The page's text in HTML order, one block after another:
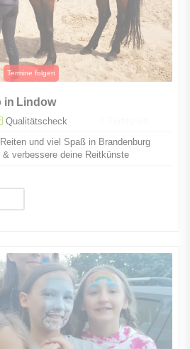
in Lindow
Qualitätscheck
und viel Spaß in Brandenburg
& verbessere deine Reitkünste